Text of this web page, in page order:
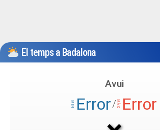
El temps a Badalona